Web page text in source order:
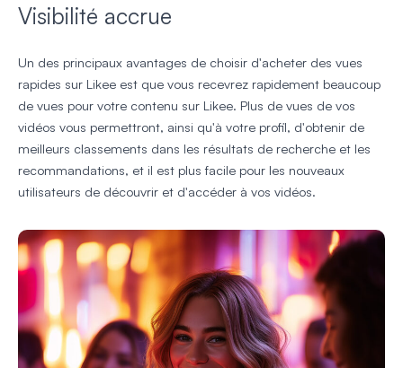
Visibilité accrue
Un des principaux avantages de choisir d'acheter des vues
rapides sur Likee est que vous recevrez rapidement beaucoup
de vues pour votre contenu sur Likee. Plus de vues de vos
vidéos vous permettront, ainsi qu'à votre profil, d'obtenir de
meilleurs classements dans les résultats de recherche et les
recommandations, et il est plus facile pour les nouveaux
utilisateurs de découvrir et d'accéder à vos vidéos.